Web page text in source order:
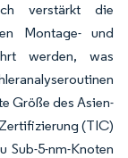
verstärkt die
Montage- und
werden, was
Größe des Asien-
(TIC)
Sub-5-nm-Knoten